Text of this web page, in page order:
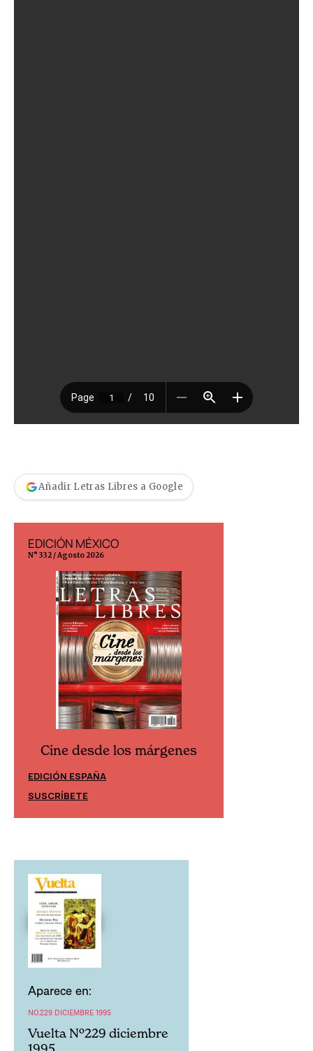
Añadir Letras Libres a Google
EDICIÓN MÉXICO
N° 332 / Agosto 2026
Cine desde los márgenes
EDICIÓN ESPAÑA
SUSCRÍBETE
Aparece en:
NO.229 DICIEMBRE 1995
Vuelta Nº229 diciembre